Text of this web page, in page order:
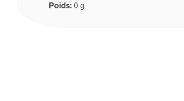
Poids:0 g